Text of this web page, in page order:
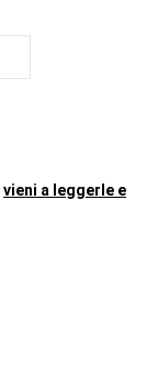
vieni a leggerle e